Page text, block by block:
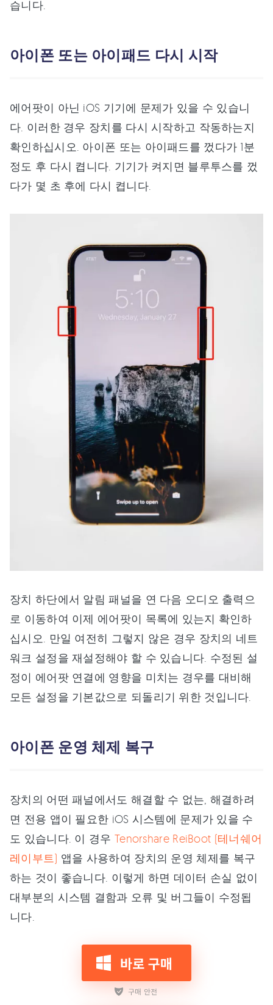
습니다.
아이폰 또는 아이패드 다시 시작
에어팟이 아닌 iOS 기기에 문제가 있을 수 있습니
다. 이러한 경우 장치를 다시 시작하고 작동하는지
확인하십시오. 아이폰 또는 아이패드를 껐다가 1분
정도 후 다시 켭니다. 기기가 켜지면 블루투스를 껐
다가 몇 초 후에 다시 켭니다.
장치 하단에서 알림 패널을 연 다음 오디오 출력으
로 이동하여 이제 에어팟이 목록에 있는지 확인하
십시오. 만일 여전히 그렇지 않은 경우 장치의 네트
워크 설정을 재설정해야 할 수 있습니다. 수정된 설
정이 에어팟 연결에 영향을 미치는 경우를 대비해
모든 설정을 기본값으로 되돌리기 위한 것입니다.
아이폰 운영 체제 복구
장치의 어떤 패널에서도 해결할 수 없는, 해결하려
면 전용 앱이 필요한 iOS 시스템에 문제가 있을 수
도 있습니다. 이 경우 Tenorshare ReiBoot (테너쉐어
레이부트) 앱을 사용하여 장치의 운영 체제를 복구
하는 것이 좋습니다. 이렇게 하면 데이터 손실 없이
대부분의 시스템 결함과 오류 및 버그들이 수정됩
니다.